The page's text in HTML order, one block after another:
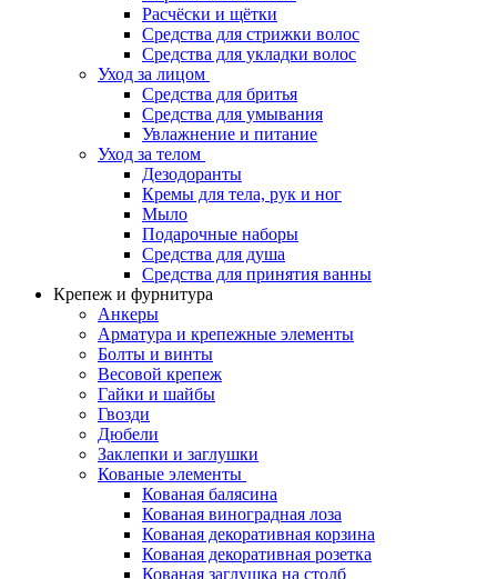
Расчёски и щётки
Средства для стрижки волос
Средства для укладки волос
Уход за лицом
Средства для бритья
Средства для умывания
Увлажнение и питание
Уход за телом
Дезодоранты
Кремы для тела, рук и ног
Мыло
Подарочные наборы
Средства для душа
Средства для принятия ванны
Крепеж и фурнитура
Анкеры
Арматура и крепежные элементы
Болты и винты
Весовой крепеж
Гайки и шайбы
Гвозди
Дюбели
Заклепки и заглушки
Кованые элементы
Кованая балясина
Кованая виноградная лоза
Кованая декоративная корзина
Кованая декоративная розетка
Кованая заглушка на столб